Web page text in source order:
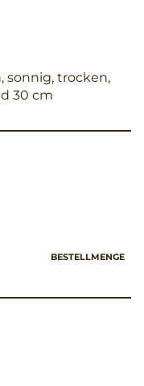
sonnig, trocken,
30 cm
BESTELLMENGE